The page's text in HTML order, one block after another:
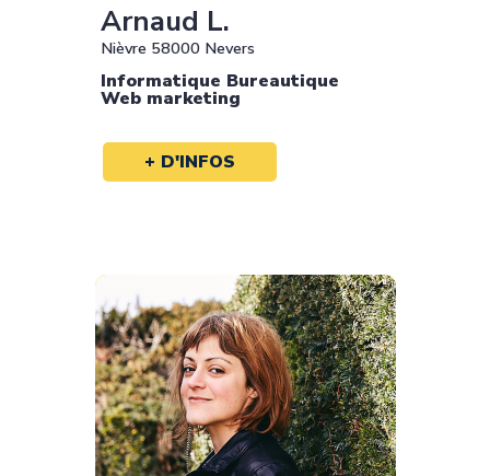
Arnaud L.
Nièvre 58000 Nevers
Informatique Bureautique
Web marketing
+ D'INFOS